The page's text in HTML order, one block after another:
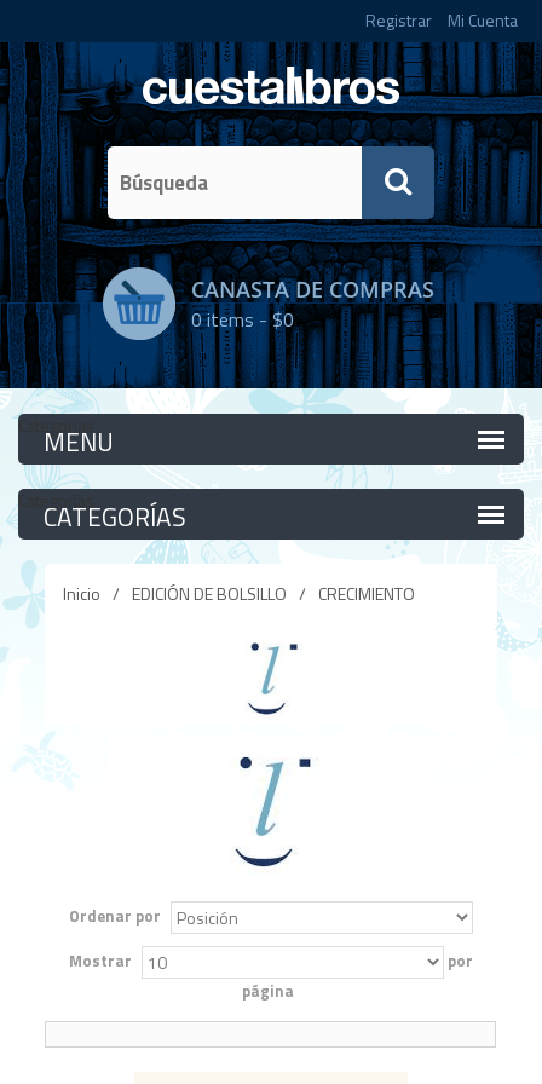
Registrar Mi Cuenta
CANASTA DE COMPRAS
0items -$0
Categorías
Categorías
Inicio / EDICIÓN DE BOLSILLO / CRECIMIENTO
Ordenar por
Mostrar
por
página